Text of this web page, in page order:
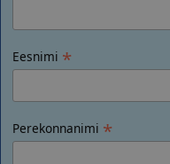
Eesnimi *
Perekonnanimi *